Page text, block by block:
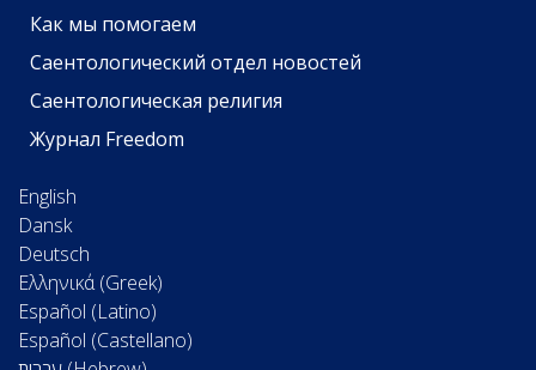
Как мы помогаем
Саентологический отдел новостей
Саентологическая религия
Журнал Freedom
English
Dansk
Deutsch
Ελληνικά (Greek)
Español (Latino)
Español (Castellano)